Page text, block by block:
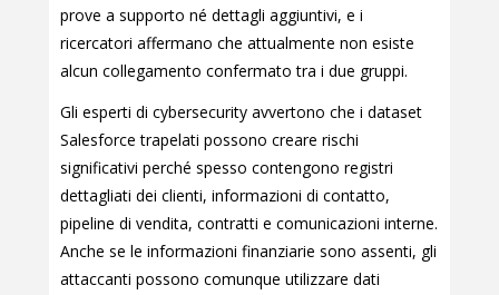
prove a supporto né dettagli aggiuntivi, e i
ricercatori affermano che attualmente non esiste
alcun collegamento confermato tra i due gruppi.
Gli esperti di cybersecurity avvertono che i dataset
Salesforce trapelati possono creare rischi
significativi perché spesso contengono registri
dettagliati dei clienti, informazioni di contatto,
pipeline di vendita, contratti e comunicazioni interne.
Anche se le informazioni finanziarie sono assenti, gli
attaccanti possono comunque utilizzare dati